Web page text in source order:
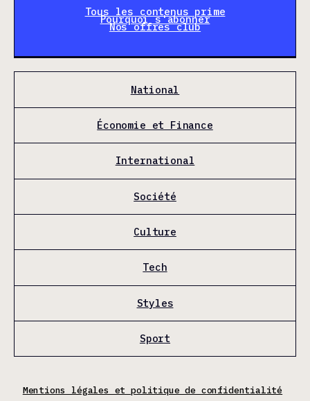
Tous les contenus prime
Pourquoi s'abonner
Nos offres club
National
Économie et Finance
International
Société
Culture
Tech
Styles
Sport
Mentions légales et politique de confidentialité